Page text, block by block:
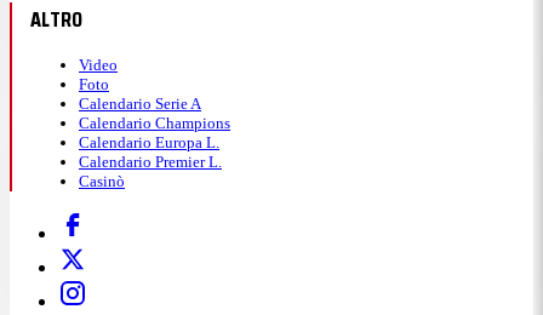
ALTRO
Video
Foto
Calendario Serie A
Calendario Champions
Calendario Europa L.
Calendario Premier L.
Casinò